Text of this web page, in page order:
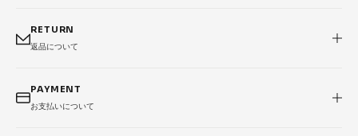
RETURN
返品について
PAYMENT
お支払いについて